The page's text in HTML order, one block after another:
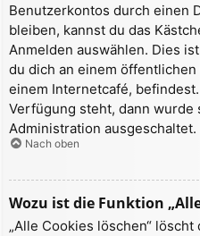
Benutzerkontos durch einen
bleiben, kannst du das
Anmelden auswählen. Dies
du dich an einem
einem Internetcafé,
Verfügung steht, dann
Administration ausgeschaltet.
Nach oben
Wozu ist die Funktion
„Alle Cookies löschen“